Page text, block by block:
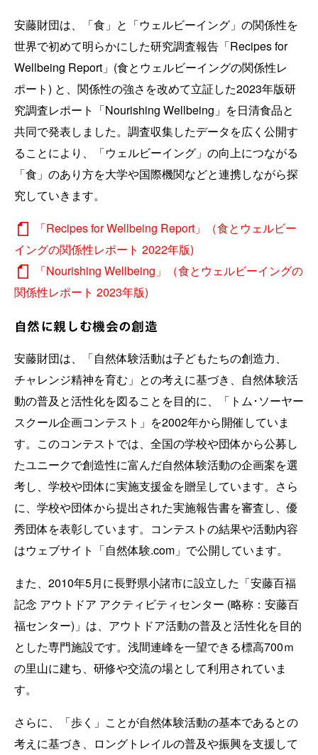
安藤財団は、「食」と「ウェルビーイング」の関係性を
世界で初めて明らかにした研究調査報告「Recipes for
Wellbeing Report」(食とウェルビーイングの関係性レ
ポート) と、関係性の強さを改めて立証した2023年版研
究調査レポート「Nourishing Wellbeing」を日清食品と
共同で発表しました。調査収集したデータを広く公開す
ることにより、「ウェルビーイング」の向上につながる
「食」のあり方を大学や国際機関などと連携しながら探
究していきます。
「Recipes for Wellbeing Report」（食とウェルビー
イングの関係性レポート 2022年版)
「Nourishing Wellbeing」（食とウェルビーイングの
関係性レポート 2023年版)
自然に親しむ機会の創造
安藤財団は、「自然体験活動は子どもたちの創造力、
チャレンジ精神を育む」との考えに基づき、自然体験活
動の普及と活性化を図ることを目的に、「トム･ソーヤー
スクール企画コンテスト」を2002年から開催していま
す。このコンテストでは、全国の学校や団体から公募し
たユニークで創造性に富んだ自然体験活動の企画案を選
考し、学校や団体に実施支援金を贈呈しています。さら
に、学校や団体から提出された実施報告書を審査し、優
秀団体を表彰しています。コンテストの結果や活動内容
はウェブサイト「自然体験.com」で公開しています。
また、2010年5月に長野県小諸市に設立した「安藤百福
記念 アウトドア アクティビティセンター (略称：安藤百
福センター)」は、アウトドア活動の普及と活性化を目的
とした専門施設です。浅間連峰を一望できる標高700ｍ
の里山に建ち、研修や交流の場として利用されていま
す。
さらに、「歩く」ことが自然体験活動の基本であるとの
考えに基づき、ロングトレイルの普及や振興を支援して